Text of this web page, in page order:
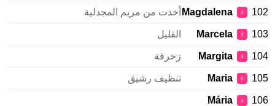
102
♀
Magdalena أخذت من مريم المجدلية
103
♀
Marcela القليل
104
♀
Margita زخرفة
105
♀
Maria تنظيف رشيق
106
♀
Mária